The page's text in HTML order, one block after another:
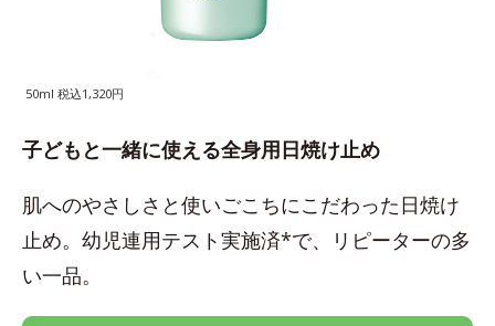
50ml 税込1,320円
子どもと一緒に使える全身用日焼け止め
肌へのやさしさと使いごこちにこだわった日焼け
止め。幼児連用テスト実施済*で、リピーターの多
い一品。